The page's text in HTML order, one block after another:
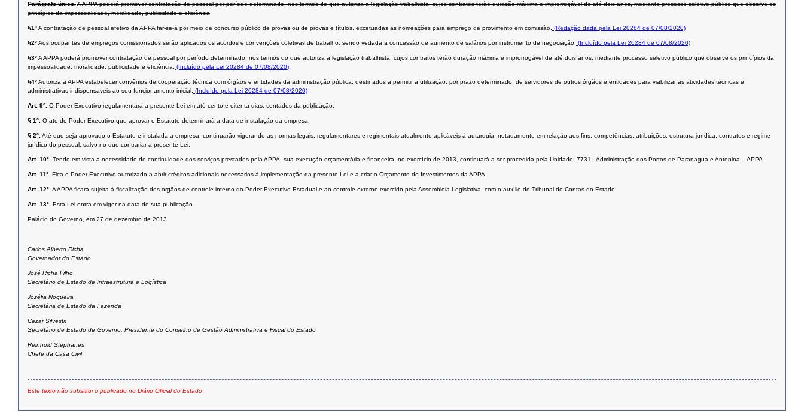
Parágrafo único.A APPA poderá promover contratação de pessoal por período determinado, nos termos do que autoriza a legislação trabalhista, cujos contratos terão duração máxima e improrrogável de até dois anos, mediante processo seletivo público que observe os
princípios da impessoalidade, moralidade, publicidade e eficiência
§1ºA contratação de pessoal efetivo da APPA far-se-á por meio de concurso público de provas ou de provas e títulos, excetuadas as nomeações para emprego de provimento em comissão. (Redação dada pela Lei 20284 de 07/08/2020)
§2ºAos ocupantes de empregos comissionados serão aplicados os acordos e convenções coletivas de trabalho, sendo vedada a concessão de aumento de salários por instrumento de negociação. (Incluído pela Lei 20284 de 07/08/2020)
§3ºA APPA poderá promover contratação de pessoal por período determinado, nos termos do que autoriza a legislação trabalhista, cujos contratos terão duração máxima e improrrogável de até dois anos, mediante processo seletivo público que observe os princípios da
impessoalidade, moralidade, publicidade e eficiência. (Incluído pela Lei 20284 de 07/08/2020)
§4ºAutoriza a APPA estabelecer convênios de cooperação técnica com órgãos e entidades da administração pública, destinados a permitir a utilização, por prazo determinado, de servidores de outros órgãos e entidades para viabilizar as atividades técnicas e
administrativas indispensáveis ao seu funcionamento inicial. (Incluído pela Lei 20284 de 07/08/2020)
Art. 9°. O Poder Executivo regulamentará a presente Lei em até cento e oitenta dias, contados da publicação.
§ 1°. O ato do Poder Executivo que aprovar o Estatuto determinará a data de instalação da empresa.
§ 2°.Até que seja aprovado o Estatuto e instalada a empresa, continuarão vigorando as normas legais, regulamentares e regimentais atualmente aplicáveis à autarquia, notadamente em relação aos fins, competências, atribuições, estrutura jurídica, contratos e regime
jurídico do pessoal, salvo no que contrariar a presente Lei.
Art. 10°. Tendo em vista a necessidade de continuidade dos serviços prestados pela APPA, sua execução orçamentária e financeira, no exercício de 2013, continuará a ser procedida pela Unidade: 7731 - Administração dos Portos de Paranaguá e Antonina – APPA.
Art. 11°. Fica o Poder Executivo autorizado a abrir créditos adicionais necessários à implementação da presente Lei e a criar o Orçamento de Investimentos da APPA.
Art. 12°.A APPA ficará sujeita à fiscalização dos órgãos de controle interno do Poder Executivo Estadual e ao controle externo exercido pela Assembleia Legislativa, com o auxílio do Tribunal de Contas do Estado.
Art. 13°. Esta Lei entra em vigor na data de sua publicação.
Palácio do Governo, em 27 de dezembro de 2013
Carlos Alberto Richa
Governador do Estado
José Richa Filho
Secretário de Estado de Infraestrutura e Logística
Jozélia Nogueira
Secretária de Estado da Fazenda
Cezar Silvestri
Secretário de Estado de Governo, Presidente do Conselho de Gestão Administrativa e Fiscal do Estado
Reinhold Stephanes
Chefe da Casa Civil
Este texto não substitui o publicado no Diário Oficial do Estado